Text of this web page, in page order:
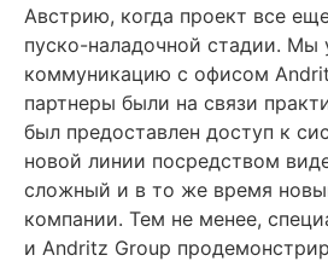
Австрию, когда проект все
пуско-наладочной стадии. Мы
коммуникацию с офисом
партнеры были на связи
был предоставлен доступ к
новой линии посредством
сложный и в то же время
компании. Тем не менее,
и Andritz Group